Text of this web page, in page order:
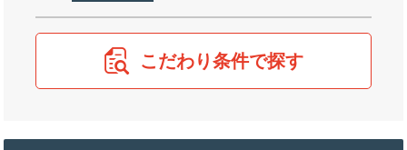
こだわり条件で探す